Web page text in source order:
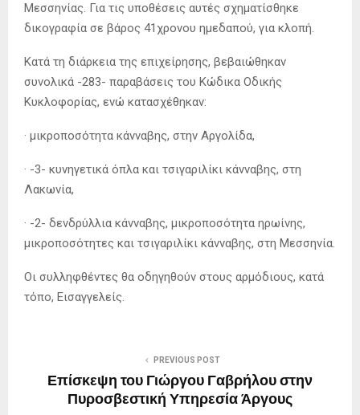
Μεσσηνίας. Για τις υποθέσεις αυτές σχηματίσθηκε
δικογραφία σε βάρος 41χρονου ημεδαπού, για κλοπή.
Κατά τη διάρκεια της επιχείρησης, βεβαιώθηκαν
συνολικά -283- παραβάσεις του Κώδικα Οδικής
Κυκλοφορίας, ενώ κατασχέθηκαν:
· μικροποσότητα κάνναβης, στην Αργολίδα,
· -3- κυνηγετικά όπλα και τσιγαριλίκι κάνναβης, στη
Λακωνία,
· -2- δενδρύλλια κάνναβης, μικροποσότητα ηρωίνης,
μικροποσότητες και τσιγαριλίκι κάνναβης, στη Μεσσηνία.
Οι συλληφθέντες θα οδηγηθούν στους αρμόδιους, κατά
τόπο, Εισαγγελείς.
PREVIOUS POST
Επίσκεψη του Γιώργου Γαβρήλου στην
Πυροσβεστική Υπηρεσία Άργους